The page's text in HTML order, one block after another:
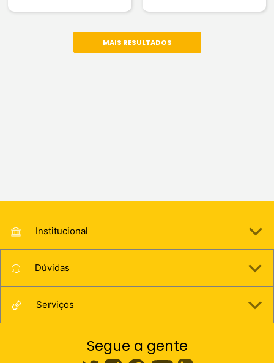
MAIS RESULTADOS
Institucional
Dúvidas
Serviços
Segue a gente